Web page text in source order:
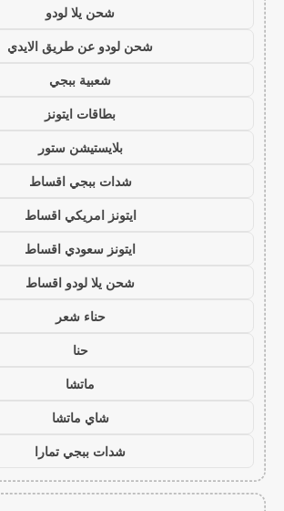
شحن يلا لودو
شحن لودو عن طريق الايدي
شعبية ببجي
بطاقات ايتونز
بلايستيشن ستور
شدات ببجي اقساط
ايتونز امريكي اقساط
ايتونز سعودي اقساط
شحن يلا لودو اقساط
حناء شعر
حنا
ماتشا
شاي ماتشا
شدات ببجي تمارا